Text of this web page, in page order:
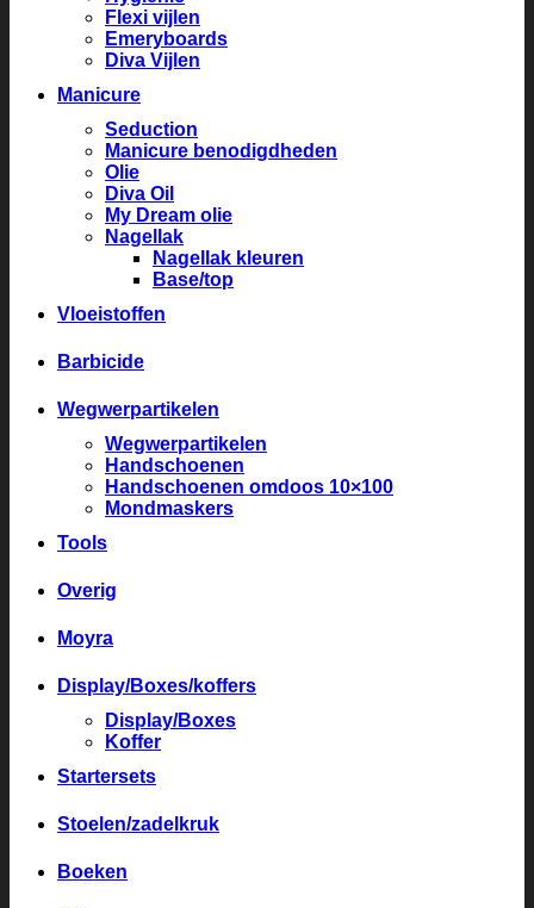
Flexi vijlen
Emeryboards
Diva Vijlen
Manicure
Seduction
Manicure benodigdheden
Olie
Diva Oil
My Dream olie
Nagellak
Nagellak kleuren
Base/top
Vloeistoffen
Barbicide
Wegwerpartikelen
Wegwerpartikelen
Handschoenen
Handschoenen omdoos 10×100
Mondmaskers
Tools
Overig
Moyra
Display/Boxes/koffers
Display/Boxes
Koffer
Startersets
Stoelen/zadelkruk
Boeken